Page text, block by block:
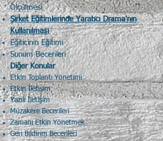
Ölçülmesi
Şirket Eğitimlerinde Yaratıcı Drama'nın
Kullanılması
Eğiticinin Eğitimi
Sunum Becerileri
Diğer Konular
Etkin Toplantı Yönetimi
Etkin İletişim
Yazılı İletişim
Müzakere Becerileri
Zamanı Etkin Yönetmek
Geri Bildirim Becerileri